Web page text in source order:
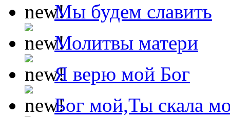
Мы будем славить
Молитвы матери
Я верю мой Бог
Бог мой,Ты скала